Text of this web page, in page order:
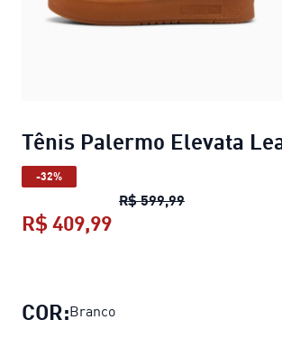
Tênis Palermo Elevata
-32%
R$ 599,99Tênis
R$ 409,99
COR:Branco